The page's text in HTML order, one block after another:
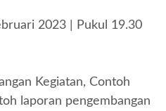
2023 | Pukul 19.30
Kegiatan, Contoh
laporan pengembangan